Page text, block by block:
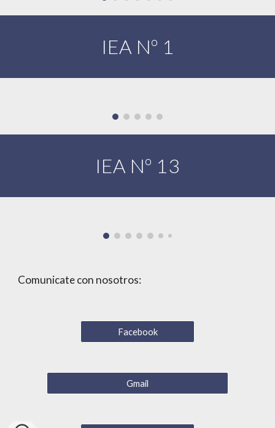
IEA Nº 1
IEA Nº 13
Comunicate con nosotros:
Facebook
Gmail